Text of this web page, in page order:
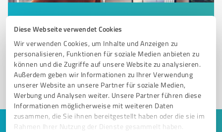
Diese Webseite verwendet Cookies
Wir verwenden Cookies, um Inhalte und Anzeigen zu
personalisieren, Funktionen für soziale Medien anbieten zu
können und die Zugriffe auf unsere Website zu analysieren.
Außerdem geben wir Informationen zu Ihrer Verwendung
unserer Website an unsere Partner für soziale Medien,
Werbung und Analysen weiter. Unsere Partner führen diese
Informationen möglicherweise mit weiteren Daten
zusammen, die Sie ihnen bereitgestellt haben oder die sie im
Rahmen Ihrer Nutzung der Dienste gesammelt haben.
Sie möchten auch hier gelistet werden?
Kunden empfohlener ProvenExpert!